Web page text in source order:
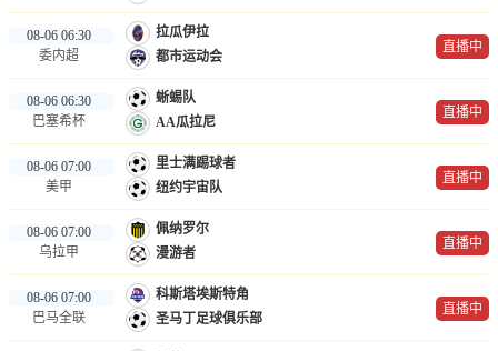
08-06 06:30
委内超
拉瓜伊拉
都市运动会
直播中
08-06 06:30
巴塞希杯
蜥蜴队
AA瓜拉尼
直播中
08-06 07:00
美甲
里士满踢球者
纽约宇宙队
直播中
08-06 07:00
乌拉甲
佩纳罗尔
漫游者
直播中
08-06 07:00
巴马全联
科斯塔埃斯特角
圣马丁足球俱乐部
直播中